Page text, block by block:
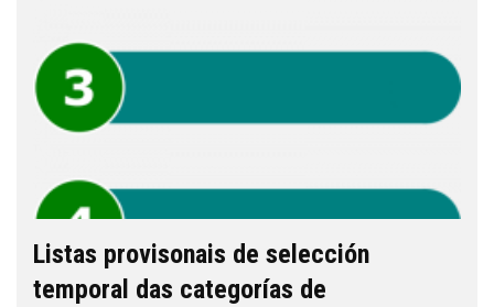
Listas provisonais de selección
temporal das categorías de